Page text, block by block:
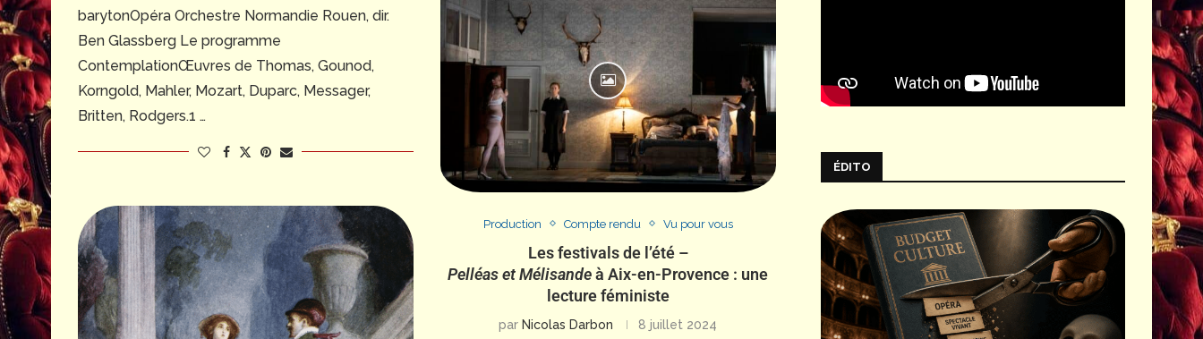
barytonOpéra Orchestre Normandie Rouen, dir.
Ben Glassberg Le programme
ContemplationŒuvres de Thomas, Gounod,
Korngold, Mahler, Mozart, Duparc, Messager,
Britten, Rodgers.1 …
Production Compte rendu Vu pour vous
Les festivals de l’été –
Pelléas et Mélisandeà Aix-en-Provence : une
lecture féministe
parNicolas Darbon 8 juillet 2024
ÉDITO